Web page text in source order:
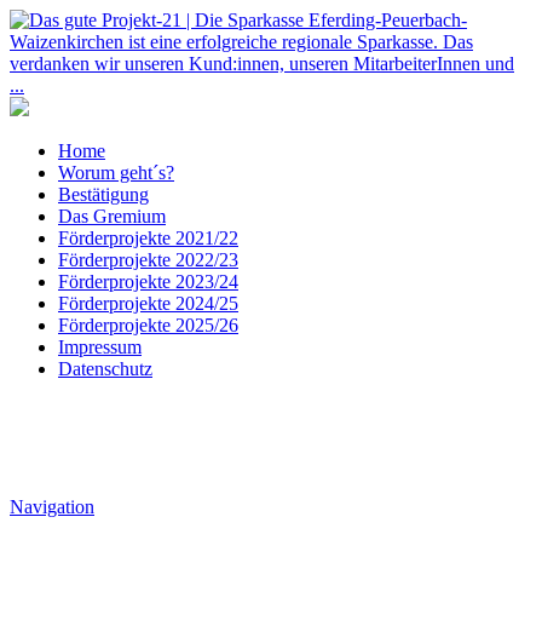
Home
Worum geht´s?
Bestätigung
Das Gremium
Förderprojekte 2021/22
Förderprojekte 2022/23
Förderprojekte 2023/24
Förderprojekte 2024/25
Förderprojekte 2025/26
Impressum
Datenschutz
Navigation